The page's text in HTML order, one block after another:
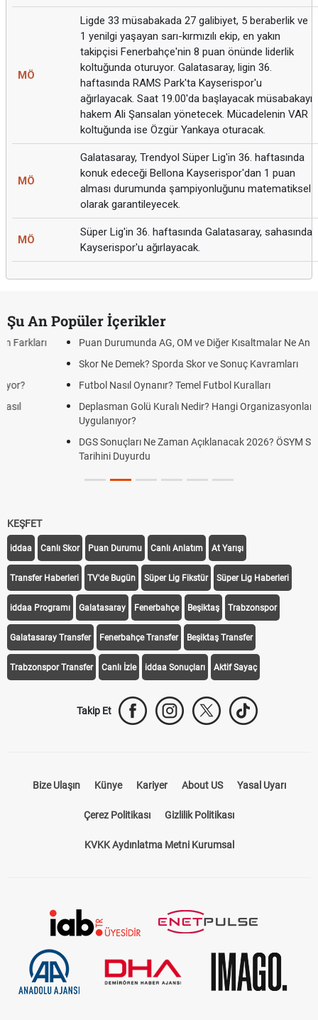
MÖ
Ligde 33 müsabakada 27 galibiyet, 5 beraberlik ve
1 yenilgi yaşayan sarı-kırmızılı ekip, en yakın
takipçisi Fenerbahçe'nin 8 puan önünde liderlik
koltuğunda oturuyor. Galatasaray, ligin 36.
haftasında RAMS Park'ta Kayserispor'u
ağırlayacak. Saat 19.00'da başlayacak müsabakayı
hakem Ali Şansalan yönetecek. Mücadelenin VAR
koltuğunda ise Özgür Yankaya oturacak.
MÖ
Galatasaray, Trendyol Süper Lig'in 36. haftasında
konuk edeceği Bellona Kayserispor'dan 1 puan
alması durumunda şampiyonluğunu matematiksel
olarak garantileyecek.
MÖ
Süper Lig'in 36. haftasında Galatasaray, sahasında
Kayserispor'u ağırlayacak.
Şu An Popüler İçerikler
Puan Durumunda AG, OM ve Diğer Kısaltmalar Ne Anlama Gelir?
Skor Ne Demek? Sporda Skor ve Sonuç Kavramları
Futbol Nasıl Oynanır? Temel Futbol Kuralları
Deplasman Golü Kuralı Nedir? Hangi Organizasyonlarda
Uygulanıyor?
DGS Sonuçları Ne Zaman Açıklanacak 2026? ÖSYM Sonuç
Tarihini Duyurdu
KEŞFET
iddaa Canlı Skor Puan Durumu Canlı Anlatım At Yarışı
Transfer Haberleri TV'de Bugün Süper Lig Fikstür Süper Lig Haberleri
iddaa Programı Galatasaray Fenerbahçe Beşiktaş Trabzonspor
Galatasaray Transfer Fenerbahçe Transfer Beşiktaş Transfer
Trabzonspor Transfer Canlı İzle iddaa Sonuçları Aktif Sayaç
Takip Et
Bize Ulaşın Künye Kariyer About US Yasal Uyarı
Çerez Politikası Gizlilik Politikası
KVKK Aydınlatma Metni Kurumsal